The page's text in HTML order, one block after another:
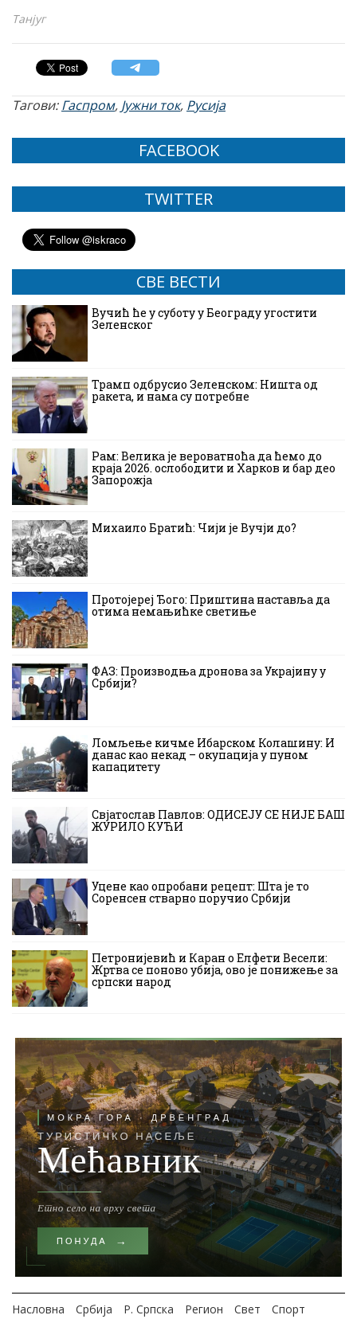
Танјуг
Тагови:Гаспром, Јужни ток, Русија
FACEBOOK
TWITTER
СВЕ ВЕСТИ
Вучић ће у суботу у Београду угостити
Зеленског
Трамп одбрусио Зеленском: Ништа од
ракета, и нама су потребне
Рам: Велика је вероватноћа да ћемо до
краја 2026. ослободити и Харков и бар део
Запорожја
Михаило Братић: Чији је Вучји до?
Протојереј Ђого: Приштина наставља да
отима немањићке светиње
ФАЗ: Производња дронова за Украјину у
Србији?
Ломљење кичме Ибарском Колашину: И
данас као некад – окупација у пуном
капацитету
Свјатослав Павлов: ОДИСЕЈУ СЕ НИЈЕ БАШ
ЖУРИЛО КУЋИ
Уцене као опробани рецепт: Шта је то
Соренсен стварно поручио Србији
Петронијевић и Каран о Елфети Весели:
Жртва се поново убија, ово је понижење за
српски народ
Насловна Србија Р. Српска Регион Свет
Спорт